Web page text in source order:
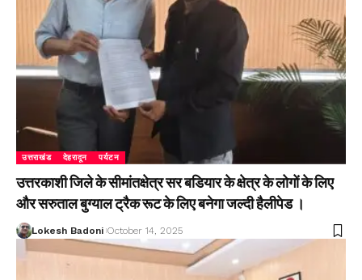
उत्तराखंड देहरादून पर्यटन
उत्तरकाशी जिले के सीमांतक्षेत्र सर बडियार के क्षेत्र के लोगों के लिए
और सरुताल बुग्याल ट्रैक रूट के लिए बनेगा जल्दी हैलीपेड ।
Lokesh Badoni October 14, 2025